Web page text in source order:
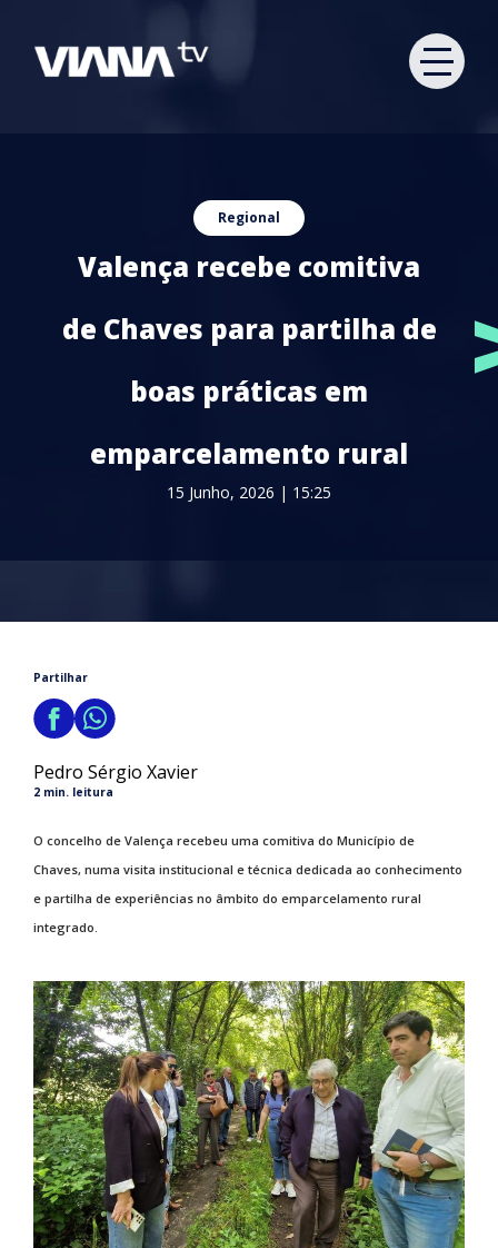
Regional
Valença recebe comitiva
de Chaves para partilha de
boas práticas em
emparcelamento rural
15 Junho, 2026 | 15:25
Partilhar
Pedro Sérgio Xavier
2 min. leitura
O concelho de Valença recebeu uma comitiva do Município de
Chaves, numa visita institucional e técnica dedicada ao conhecimento
e partilha de experiências no âmbito do emparcelamento rural
integrado.